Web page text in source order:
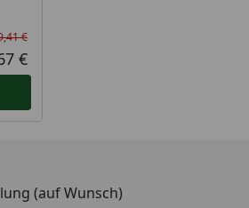
Rabatt in Prozent
Ursprünglicher Preis
€
Aktueller Preis
€
(auf Wunsch)